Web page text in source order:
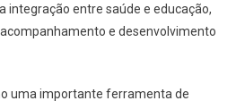
integração entre saúde e educação,
e desenvolvimento
uma importante ferramenta de